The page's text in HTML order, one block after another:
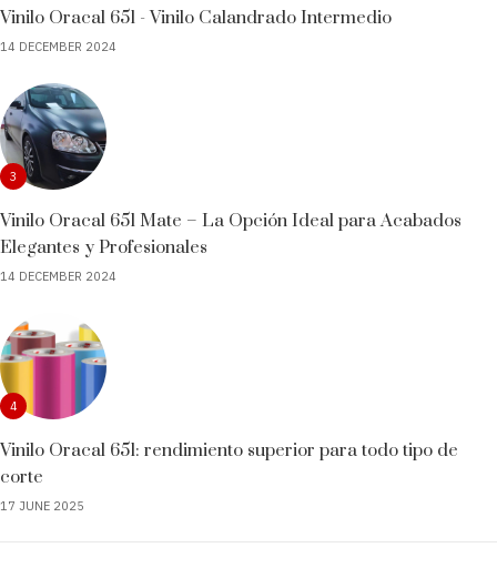
Vinilo Oracal 651 - Vinilo Calandrado Intermedio
14 DECEMBER 2024
3
Vinilo Oracal 651 Mate – La Opción Ideal para Acabados
Elegantes y Profesionales
14 DECEMBER 2024
4
Vinilo Oracal 651: rendimiento superior para todo tipo de
corte
17 JUNE 2025